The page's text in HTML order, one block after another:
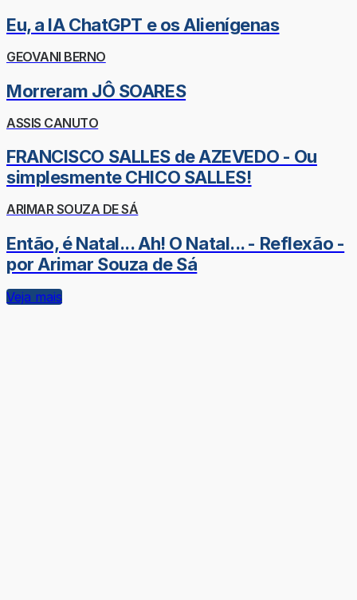
Eu, a IA ChatGPT e os Alienígenas
GEOVANI BERNO
Morreram JÔ SOARES
ASSIS CANUTO
FRANCISCO SALLES de AZEVEDO - Ou
simplesmente CHICO SALLES!
ARIMAR SOUZA DE SÁ
Então, é Natal... Ah! O Natal... - Reflexão -
por Arimar Souza de Sá
Veja mais